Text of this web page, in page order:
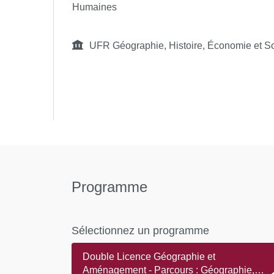
Humaines
UFR Géographie, Histoire, Économie et
Programme
Sélectionnez un programme
Double Licence Géographie et
Aménagement - Parcours : Géographie,